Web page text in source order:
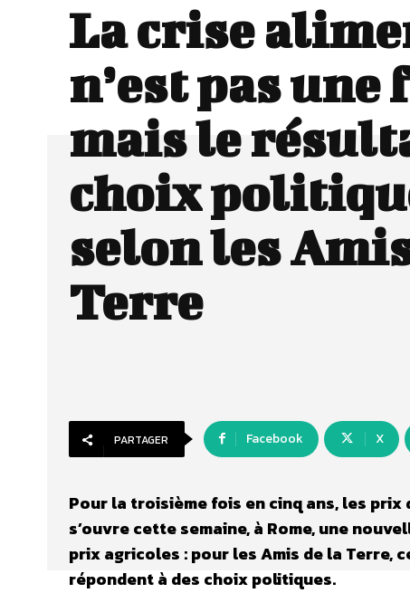
La crise
n’est pas
mais le
choix
selon les
Terre
PARTAGER Facebook X
Pour la troisième fois en cinq ans, les prix
s’ouvre cette semaine, à Rome, une
prix agricoles : pour les Amis de la Terre,
répondent à des choix politiques.